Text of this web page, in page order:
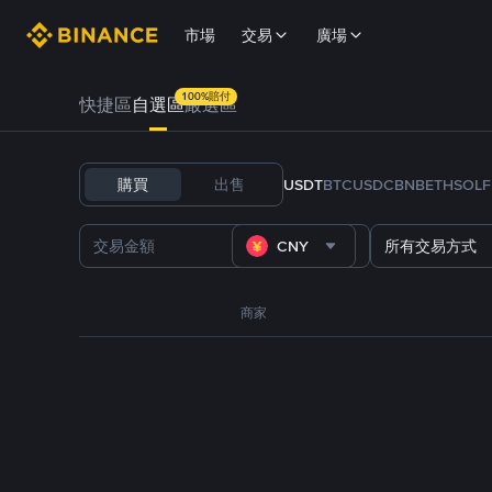
市場 交易 廣場
快捷區自選區嚴選區
100%賠付
購買 出售 USDTBTCUSDCBNBETHSOL
CNY 所有交易方式
商家